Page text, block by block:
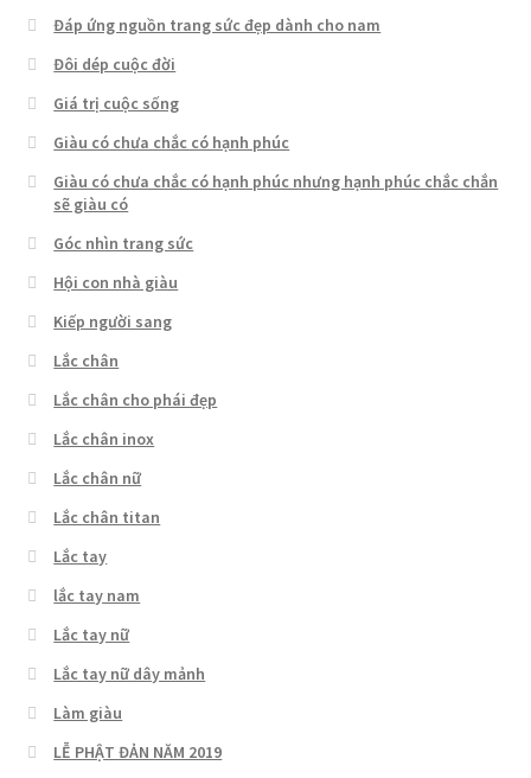
Đáp ứng nguồn trang sức đẹp dành cho nam
Đôi dép cuộc đời
Giá trị cuộc sống
Giàu có chưa chắc có hạnh phúc
Giàu có chưa chắc có hạnh phúc nhưng hạnh phúc chắc chắn
sẽ giàu có
Góc nhìn trang sức
Hội con nhà giàu
Kiếp người sang
Lắc chân
Lắc chân cho phái đẹp
Lắc chân inox
Lắc chân nữ
Lắc chân titan
Lắc tay
lắc tay nam
Lắc tay nữ
Lắc tay nữ dây mảnh
Làm giàu
LỄ PHẬT ĐẢN NĂM 2019